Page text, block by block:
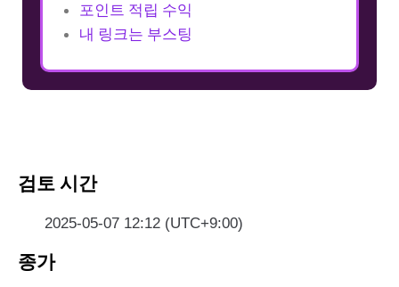
포인트 적립 수익
내 링크는 부스팅
검토 시간
2025-05-07 12:12 (UTC+9:00)
종가